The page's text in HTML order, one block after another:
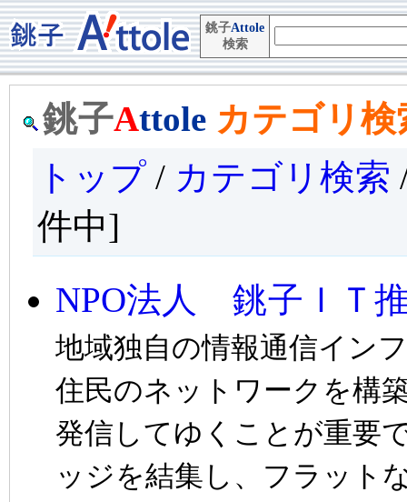
銚子Attole
検索
銚子Attole カテゴリ検
トップ / カテゴリ検索
件中]
NPO法人 銚子ＩＴ
地域独自の情報通信イン
住民のネットワークを構
発信してゆくことが重要
ッジを結集し、フラット